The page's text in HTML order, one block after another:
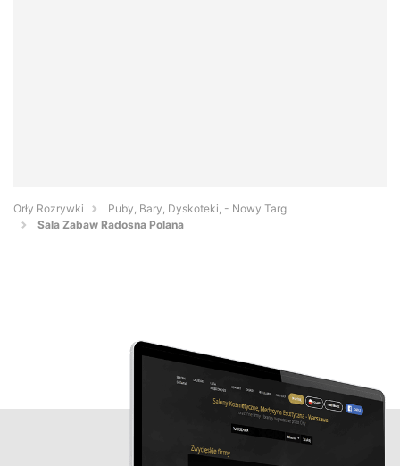
Orły Rozrywki
Puby, Bary, Dyskoteki, - Nowy Targ
Sala Zabaw Radosna Polana